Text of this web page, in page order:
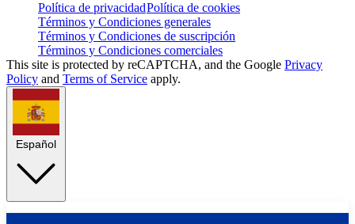
Política de privacidadPolítica de cookies
Términos y Condiciones generales
Términos y Condiciones de suscripción
Términos y Condiciones comerciales
This site is protected by reCAPTCHA, and the Google Privacy
Policy and Terms of Service apply.
Español